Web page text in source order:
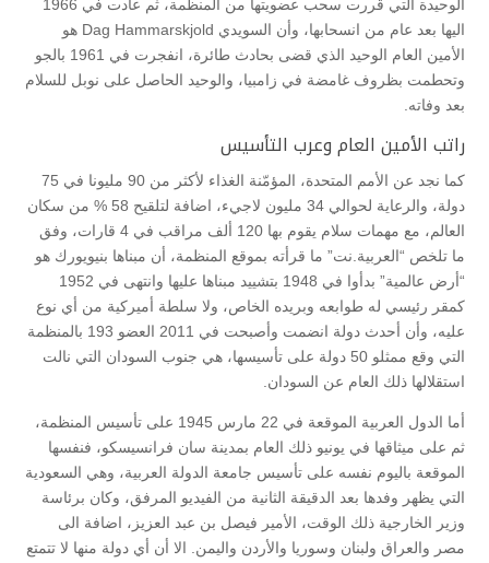
الوحيدة التي قررت سحب عضويتها من المنظمة، ثم عادت في 1966
اليها بعد عام من انسحابها، وأن السويدي Dag Hammarskjold هو
الأمين العام الوحيد الذي قضى بحادث طائرة، انفجرت في 1961 بالجو
وتحطمت بظروف غامضة في زامبيا، والوحيد الحاصل على نوبل للسلام
بعد وفاته.
راتب الأمين العام وعرب التأسيس
كما نجد عن الأمم المتحدة، المؤمّنة الغذاء لأكثر من 90 مليونا في 75
دولة، والرعاية لحوالي 34 مليون لاجيء، اضافة لتلقيح 58 % من سكان
العالم، مع مهمات سلام يقوم بها 120 ألف مراقب في 4 قارات، وفق
ما تلخص “العربية.نت” ما قرأته بموقع المنظمة، أن مبناها بنيويورك هو
“أرض عالمية” بدأوا في 1948 بتشييد مبناها عليها وانتهى في 1952
كمقر رئيسي له طوابعه وبريده الخاص، ولا سلطة أميركية من أي نوع
عليه، وأن أحدث دولة انضمت وأصبحت في 2011 العضو 193 بالمنظمة
التي وقع ممثلو 50 دولة على تأسيسها، هي جنوب السودان التي نالت
استقلالها ذلك العام عن السودان.
أما الدول العربية الموقعة في 22 مارس 1945 على تأسيس المنظمة،
ثم على ميثاقها في يونيو ذلك العام بمدينة سان فرانسيسكو، فنفسها
الموقعة باليوم نفسه على تأسيس جامعة الدولة العربية، وهي السعودية
التي يظهر وفدها بعد الدقيقة الثانية من الفيديو المرفق، وكان برئاسة
وزير الخارجية ذلك الوقت، الأمير فيصل بن عبد العزيز، اضافة الى
مصر والعراق ولبنان وسوريا والأردن واليمن. الا أن أي دولة منها لا تتمتع